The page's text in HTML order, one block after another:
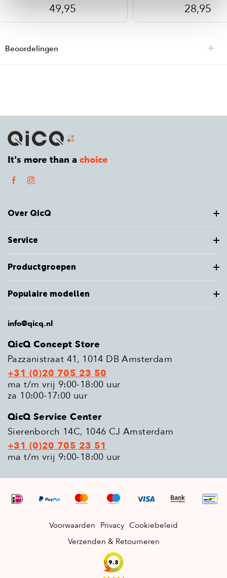
49,95 28,95
Beoordelingen
It's more than a choice
Over QicQ
Service
Productgroepen
Populaire modellen
info@qicq.nl
QicQ Concept Store
Pazzanistraat 41, 1014 DB Amsterdam
+31 (0)20 705 23 50
ma t/m vrij 9:00-18:00 uur
za 10:00-17:00 uur
QicQ Service Center
Sierenborch 14C, 1046 CJ Amsterdam
+31 (0)20 705 23 51
ma t/m vrij 9:00-18:00 uur
Voorwaarden Privacy Cookiebeleid
Verzenden & Retourneren
9.3